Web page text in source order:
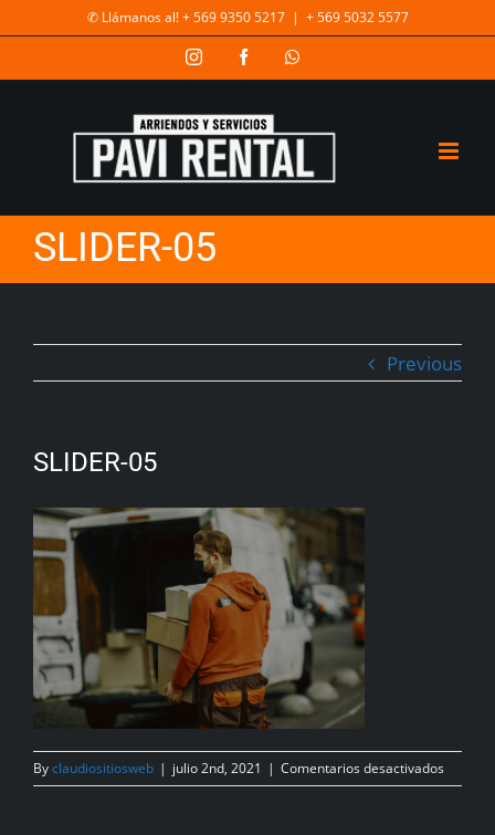
✆ Llámanos al! + 569 9350 5217 | + 569 5032 5577
SLIDER-05
Previous
SLIDER-05
Byclaudiositiosweb | julio 2nd, 2021 | Comentarios desactivados